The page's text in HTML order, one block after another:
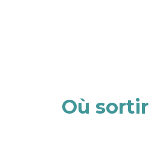
Où sortir